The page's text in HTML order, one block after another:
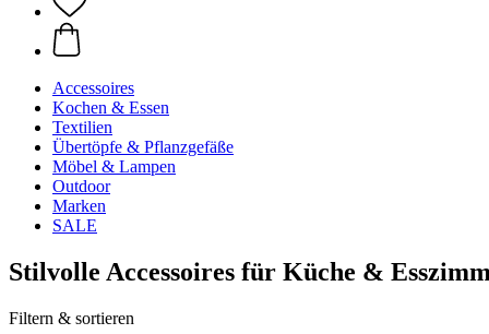
Accessoires
Kochen & Essen
Textilien
Übertöpfe & Pflanzgefäße
Möbel & Lampen
Outdoor
Marken
SALE
Stilvolle Accessoires für Küche &
Filtern & sortieren